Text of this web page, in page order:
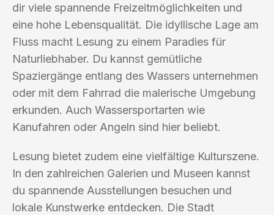
dir viele spannende Freizeitmöglichkeiten und
eine hohe Lebensqualität. Die idyllische Lage am
Fluss macht Lesung zu einem Paradies für
Naturliebhaber. Du kannst gemütliche
Spaziergänge entlang des Wassers unternehmen
oder mit dem Fahrrad die malerische Umgebung
erkunden. Auch Wassersportarten wie
Kanufahren oder Angeln sind hier beliebt.
Lesung bietet zudem eine vielfältige Kulturszene.
In den zahlreichen Galerien und Museen kannst
du spannende Ausstellungen besuchen und
lokale Kunstwerke entdecken. Die Stadt